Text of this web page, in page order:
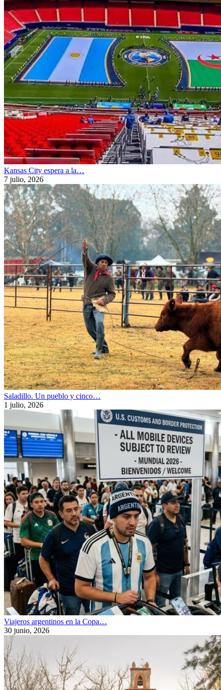
Kansas City espera a la…
7 julio, 2026
Saladillo. Un pueblo y cinco…
1 julio, 2026
Viajeros argentinos en la Copa…
30 junio, 2026